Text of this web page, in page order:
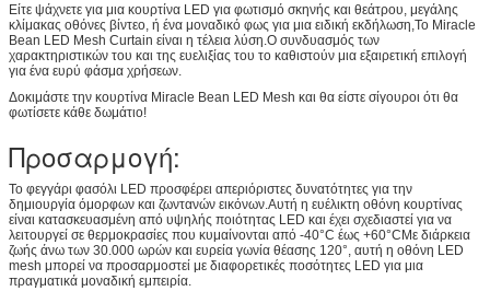
Είτε ψάχνετε για μια κουρτίνα LED για φωτισμό σκηνής και θεάτρου, μεγάλης
κλίμακας οθόνες βίντεο, ή ένα μοναδικό φως για μια ειδική εκδήλωση,Το Miracle
Bean LED Mesh Curtain είναι η τέλεια λύση.Ο συνδυασμός των
χαρακτηριστικών του και της ευελιξίας του το καθιστούν μια εξαιρετική επιλογή
για ένα ευρύ φάσμα χρήσεων.
Δοκιμάστε την κουρτίνα Miracle Bean LED Mesh και θα είστε σίγουροι ότι θα
φωτίσετε κάθε δωμάτιο!
Προσαρμογή:
Το φεγγάρι φασόλι LED προσφέρει απεριόριστες δυνατότητες για την
δημιουργία όμορφων και ζωντανών εικόνων.Αυτή η ευέλικτη οθόνη κουρτίνας
είναι κατασκευασμένη από υψηλής ποιότητας LED και έχει σχεδιαστεί για να
λειτουργεί σε θερμοκρασίες που κυμαίνονται από -40°C έως +60°CΜε διάρκεια
ζωής άνω των 30.000 ωρών και ευρεία γωνία θέασης 120°, αυτή η οθόνη LED
mesh μπορεί να προσαρμοστεί με διαφορετικές ποσότητες LED για μια
πραγματικά μοναδική εμπειρία.